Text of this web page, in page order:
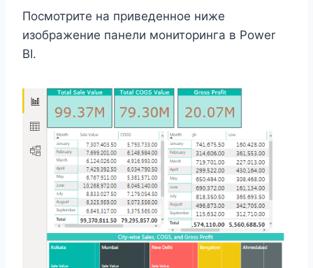
Посмотрите на приведенное ниже
изображение панели мониторинга в Power
BI.